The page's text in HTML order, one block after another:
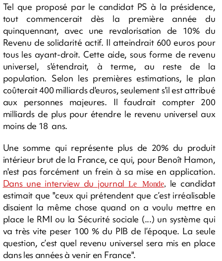
Tel que proposé par le candidat PS à la présidence,
tout commencerait dès la première année du
quinquennant, avec une revalorisation de 10% du
Revenu de solidarité actif. Il atteindrait 600 euros pour
tous les ayant-droit. Cette aide, sous forme de revenu
universel, s'étendrait, à terme, au reste de la
population. Selon les premières estimations, le plan
coûterait 400 milliards d'euros, seulement s'il est attribué
aux personnes majeures. Il faudrait compter 200
milliards de plus pour étendre le revenu universel aux
moins de 18 ans.
Une somme qui représente plus de 20% du produit
intérieur brut de la France, ce qui, pour Benoît Hamon,
n'est pas forcément un frein à sa mise en application.
Dans une interview du journal Le Monde,
le candidat
estimait que "ceux qui prétendent que c’est irréalisable
disaient la même chose quand on a voulu mettre en
place le RMI ou la Sécurité sociale (...) un système qui
va très vite peser 100 % du PIB de l’époque. La seule
question, c’est quel revenu universel sera mis en place
dans les années à venir en France".